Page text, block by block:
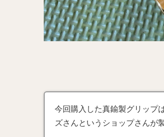
今回購入した真鍮製グリップ
ズさんというショップさんが